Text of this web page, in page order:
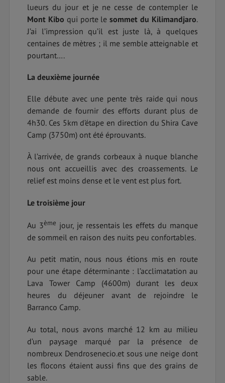
lueurs du jour et je ne cesse de contempler le
Mont Kibo qui porte lesommet du Kilimandjaro.
J’ai l’impression qu’il est juste là, à quelques
centaines de mètres ; il me semble atteignable et
pourtant….
La deuxième journée
Elle débute avec une pente très raide qui nous
demande de fournir des efforts durant plus de
4h30. Ces 5km d’étape en direction du Shira Cave
Camp (3750m) ont été éprouvants.
À l’arrivée, de grands corbeaux à nuque blanche
nous ont accueillis avec des croassements. Le
relief est moins dense et le vent est plus fort.
Le troisième jour
Au 3ème jour, je ressentais les effets du manque
de sommeil en raison des nuits peu confortables.
Au petit matin, nous nous étions mis en route
pour une étape déterminante : l’acclimatation au
Lava Tower Camp (4600m) durant les deux
heures du déjeuner avant de rejoindre le
Barranco Camp.
Au total, nous avons marché 12 km au milieu
d’un paysage marqué par la présence de
nombreux Dendrosenecio.et sous une neige dont
les flocons étaient aussi fins que des grains de
sable.